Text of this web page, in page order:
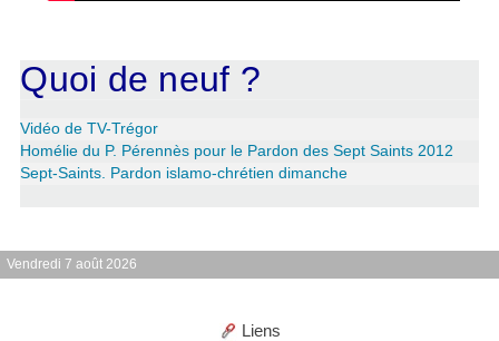
Quoi de neuf ?
Vidéo de TV-Trégor
Homélie du P. Pérennès pour le Pardon des Sept Saints 2012
Sept-Saints. Pardon islamo-chrétien dimanche
Vendredi 7 août 2026
Liens